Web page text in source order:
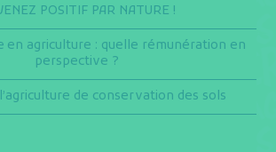
POSITIF PAR NATURE !
en agriculture : quelle rémunération en
perspective ?
de conservation des sols